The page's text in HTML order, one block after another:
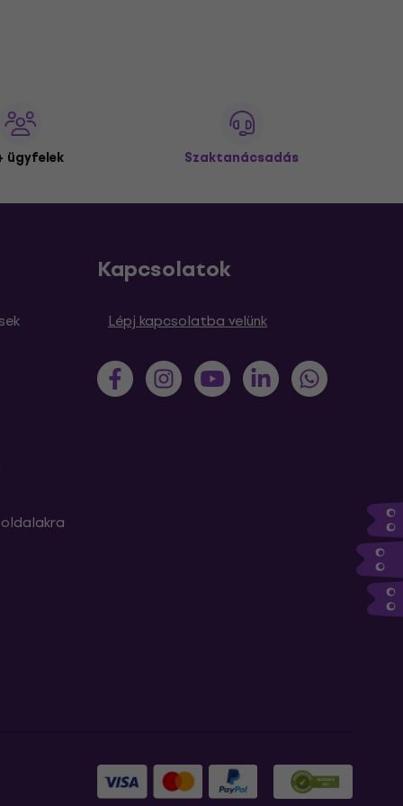
ügyfelek Szaktanácsadás
Kapcsolatok
Lépj kapcsolatba velünk